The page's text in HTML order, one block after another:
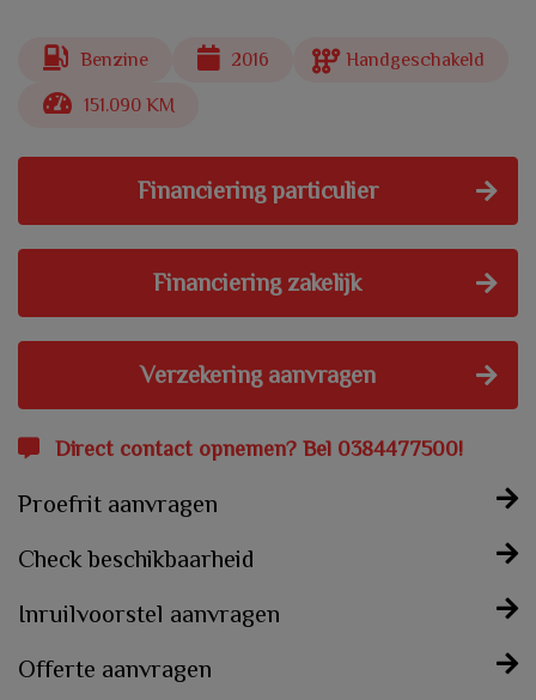
Benzine 2016 Handgeschakeld
151.090 KM
Financiering particulier
Financiering zakelijk
Verzekering aanvragen
Direct contact opnemen? Bel 0384477500!
Proefrit aanvragen
Check beschikbaarheid
Inruilvoorstel aanvragen
Offerte aanvragen